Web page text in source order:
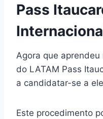
Pass
Agora que
do LATAM Pass
a candidatar-se a
Este procedimento